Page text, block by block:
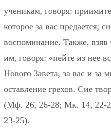
ученикам, говоря:
которое за вас предается;
воспоминание. Также, взяв
им, говоря: «пейте из нее
Нового Завета, за вас и за
оставление грехов. Сие
(Мф. 26, 26-28; Мк. 14, 22-
23-25).